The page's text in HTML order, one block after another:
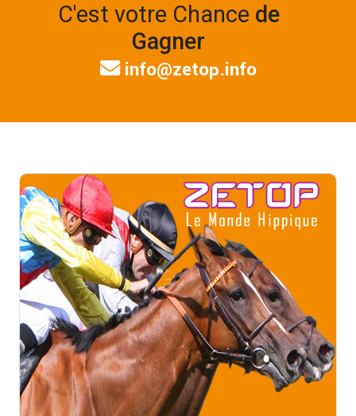
C'est votre Chance de
Gagner
info@zetop.info